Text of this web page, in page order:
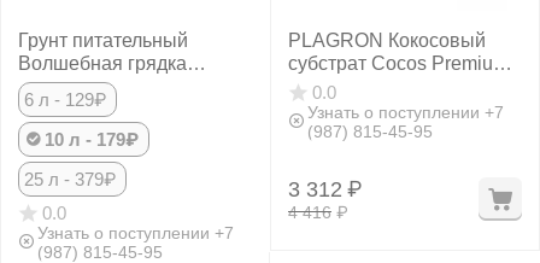
Грунт питательный
Волшебная грядка
Универсальная
6 л - 129₽
10 л - 179₽
25 л - 379₽
0.0
Узнать о поступлении +7
(987) 815-45-95
PLAGRON Кокосовый
субстрат Cocos Premium
50 л0.0
Узнать о поступлении +7
(987) 815-45-95
4 416 ₽
3 312 ₽